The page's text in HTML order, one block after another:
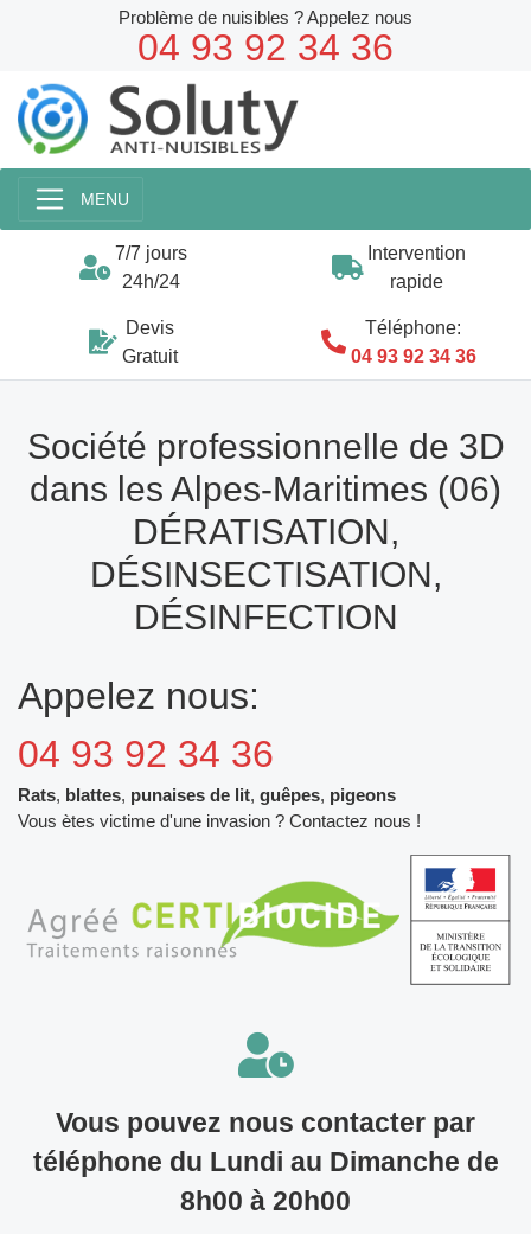
MENU
7/7 jours
24h/24
Intervention
rapide
Devis
Gratuit
Téléphone:
04 93 92 34 36
Société professionnelle de 3D
dans les Alpes-Maritimes (06)
DÉRATISATION,
DÉSINSECTISATION,
DÉSINFECTION
Appelez nous:
04 93 92 34 36
Rats, blattes, punaises de lit, guêpes, pigeons
Vous ètes victime d'une invasion ? Contactez nous !
Vous pouvez nous contacter par
téléphone du Lundi au Dimanche de
8h00 à 20h00
Problème de nuisibles ? Appelez nous
04 93 92 34 36